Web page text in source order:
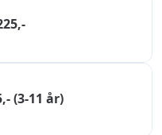
(3-11 år)